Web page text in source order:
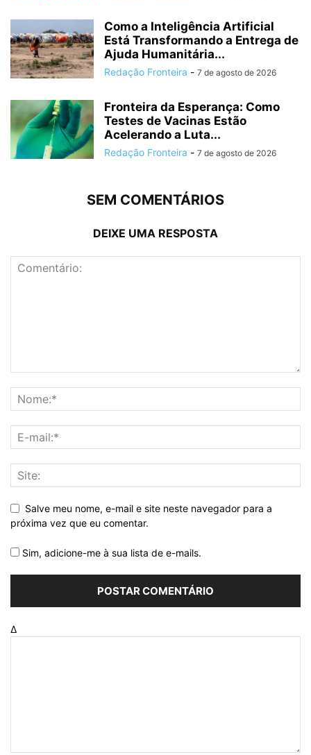
Como a Inteligência Artificial
Está Transformando a Entrega de
Ajuda Humanitária...
Redação Fronteira - 7 de agosto de 2026
Fronteira da Esperança: Como
Testes de Vacinas Estão
Acelerando a Luta...
Redação Fronteira - 7 de agosto de 2026
SEM COMENTÁRIOS
DEIXE UMA RESPOSTA
Salve meu nome, e-mail e site neste navegador para a
próxima vez que eu comentar.
Sim, adicione-me à sua lista de e-mails.
Δ